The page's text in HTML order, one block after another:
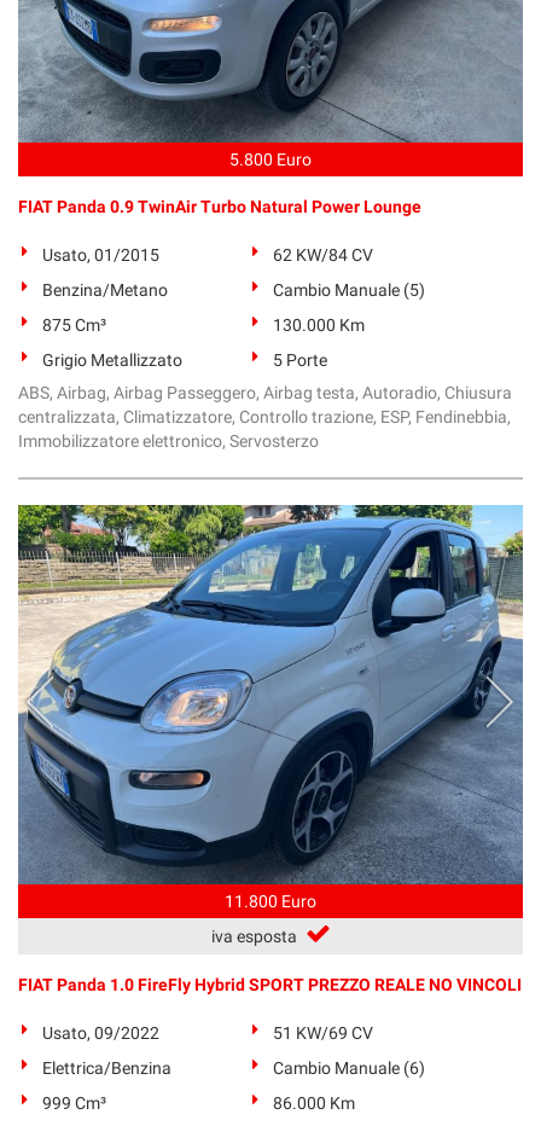
5.800 Euro
FIAT Panda 0.9 TwinAir Turbo Natural Power Lounge
Usato, 01/2015
62 KW/84 CV
Benzina/Metano
Cambio Manuale (5)
875 Cm³
130.000 Km
Grigio Metallizzato
5 Porte
ABS, Airbag, Airbag Passeggero, Airbag testa, Autoradio, Chiusura
centralizzata, Climatizzatore, Controllo trazione, ESP, Fendinebbia,
Immobilizzatore elettronico, Servosterzo
11.800 Euro
iva esposta
FIAT Panda 1.0 FireFly Hybrid SPORT PREZZO REALE NO VINCOLI
Usato, 09/2022
51 KW/69 CV
Elettrica/Benzina
Cambio Manuale (6)
999 Cm³
86.000 Km